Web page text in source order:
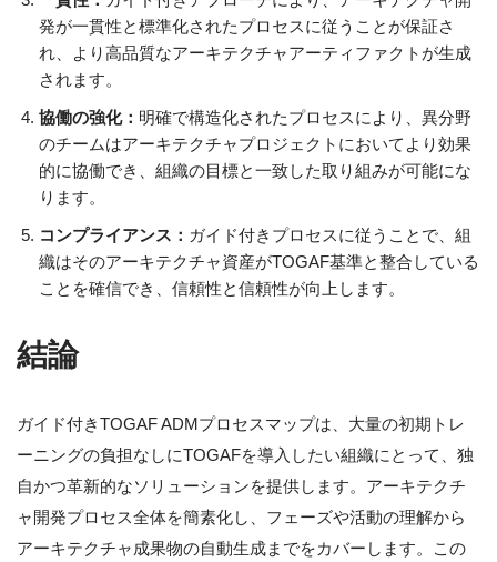
発が一貫性と標準化されたプロセスに従うことが保証さ
れ、より高品質なアーキテクチャアーティファクトが生成
されます。
協働の強化： 明確で構造化されたプロセスにより、異分野
のチームはアーキテクチャプロジェクトにおいてより効果
的に協働でき、組織の目標と一致した取り組みが可能にな
ります。
コンプライアンス： ガイド付きプロセスに従うことで、組
織はそのアーキテクチャ資産がTOGAF基準と整合している
ことを確信でき、信頼性と信頼性が向上します。
結論
ガイド付きTOGAF ADMプロセスマップは、大量の初期トレ
ーニングの負担なしにTOGAFを導入したい組織にとって、独
自かつ革新的なソリューションを提供します。アーキテクチ
ャ開発プロセス全体を簡素化し、フェーズや活動の理解から
アーキテクチャ成果物の自動生成までをカバーします。この